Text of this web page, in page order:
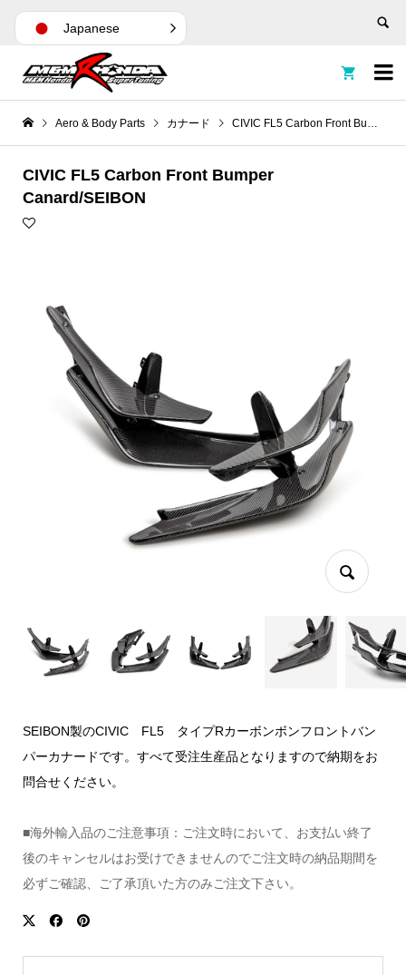


Aero & Body Parts カナード CIVIC FL5 Carbon Front Bumper Canard/SEIBON
CIVIC FL5 Carbon Front Bumper
Canard/SEIBON
SEIBON製のCIVIC FL5 タイプRカーボンボンフロントバン
パーカナードです。すべて受注生産品となりますので納期をお
問合せください。
■海外輸入品のご注意事項：ご注文時において、お支払い終了
後のキャンセルはお受けできませんのでご注文時の納品期間を
必ずご確認、ご了承頂いた方のみご注文下さい。
Japanese